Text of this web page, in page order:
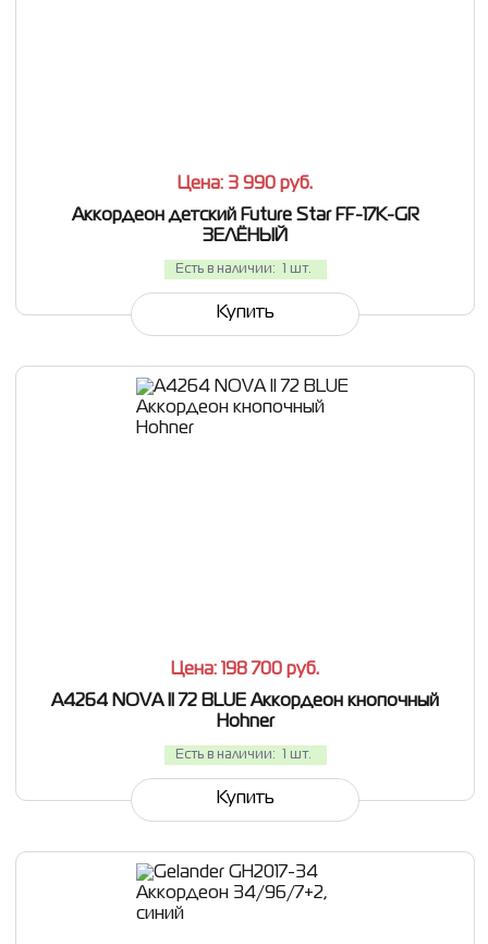
Цена: 3 990 руб.
Аккордеон детский Future Star FF-17K-GR
ЗЕЛЁНЫЙ
Есть в наличии: 1 шт.
Купить
Цена: 198 700 руб.
A4264 NOVA II 72 BLUE Аккордеон кнопочный
Hohner
Есть в наличии: 1 шт.
Купить